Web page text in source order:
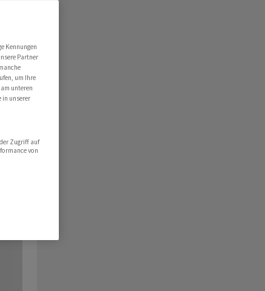
Kennungen
Partner
um Ihre
unteren
in unserer
Zugriff auf
von